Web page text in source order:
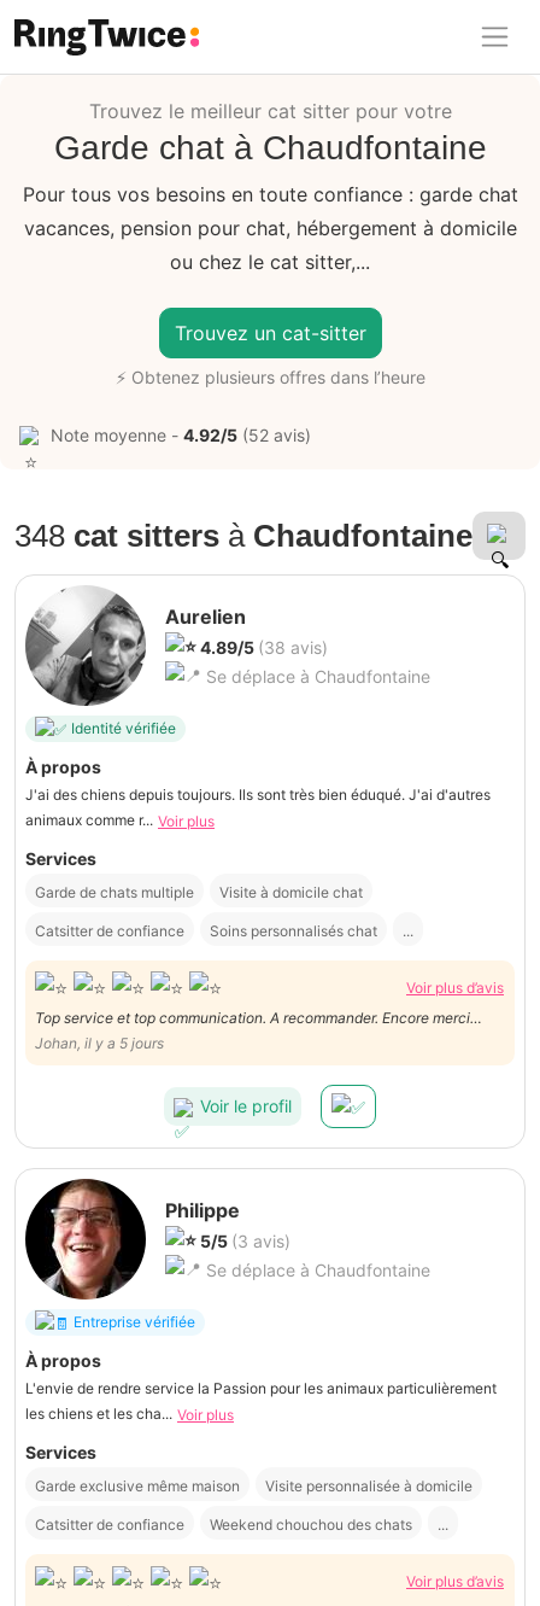
Ring Twice
Trouvez le meilleur cat sitter pour votre
Garde chat à Chaudfontaine
Pour tous vos besoins en toute confiance : garde chat
vacances, pension pour chat, hébergement à domicile
ou chez le cat sitter,...
Trouvez un cat-sitter
⚡ Obtenez plusieurs offres dans l’heure
Note moyenne - 4.92/5 (52 avis)
348 cat sitters à Chaudfontaine
Aurelien
4.89/5 (38 avis)
Se déplace à Chaudfontaine
Identité vérifiée
À propos
J'ai des chiens depuis toujours. Ils sont très bien éduqué. J'ai d'autres
animaux comme r... Voir plus
Services
Garde de chats multiple Visite à domicile chat
Catsitter de confiance Soins personnalisés chat ...
Voir plus d’avis
Top service et top communication. A recommander. Encore merci
Aurelien.
Johan, il y a 5 jours
Voir le profil
Philippe
5/5 (3 avis)
Se déplace à Chaudfontaine
Entreprise vérifiée
À propos
L'envie de rendre service la Passion pour les animaux particulièrement
les chiens et les cha... Voir plus
Services
Garde exclusive même maison Visite personnalisée à domicile
Catsitter de confiance Weekend chouchou des chats ...
Voir plus d’avis